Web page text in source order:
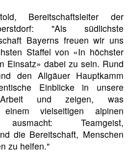
Bereitschaftsleiter der
"Als südlichste
Bayerns freuen wir uns
Staffel von «In höchster
Einsatz» dabei zu sein. Rund
den Allgäuer Hauptkamm
Einblicke in unsere
Arbeit und zeigen, was
vielseitigen alpinen
ausmacht: Teamgeist,
die Bereitschaft, Menschen
zu helfen."